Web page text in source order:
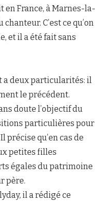
en France, à Marnes-la-
C’est ce qu’on
et il a été fait sans
a deux particularités: il
le précédent.
doute l’objectif du
particulières pour
précise qu’en cas de
petites filles
égales du patrimoine
père.
il a rédigé ce